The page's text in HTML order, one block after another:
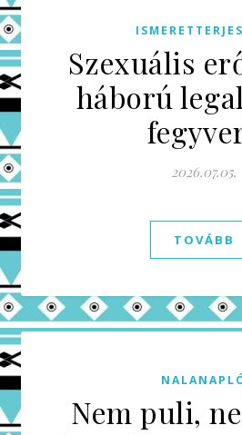
Szexuális
háború
2026.07.05.
TOVÁBB
Nem puli,